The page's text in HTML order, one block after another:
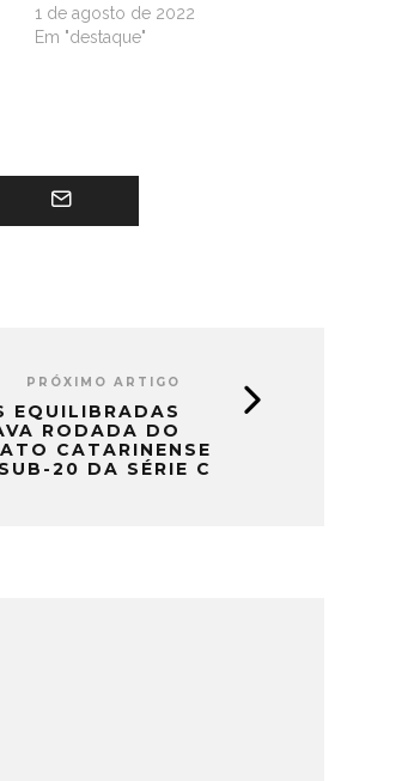
1 de agosto de 2022
Em "destaque"
PRÓXIMO ARTIGO
EQUILIBRADAS
RODADA DO
CATARINENSE
SUB-20 DA SÉRIE C